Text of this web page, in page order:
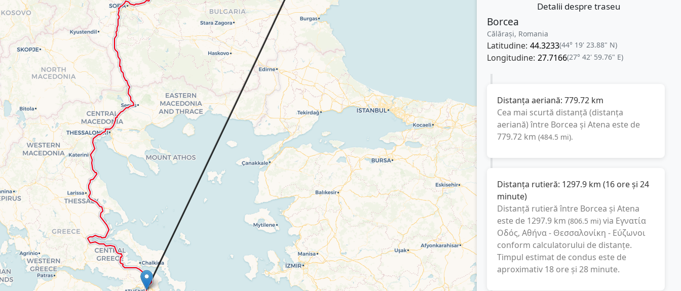
Detalii despre traseu
Borcea
Călărași, Romania
Latitudine: 44.3233(44° 19' 23.88" N)
Longitudine: 27.7166(27° 42' 59.76" E)
Distanța aeriană: 779.72 km
Cea mai scurtă distanță (distanța
aeriană) între Borcea și Atena este de
779.72 km (484.5 mi).
Distanța rutieră: 1297.9 km (16 ore și 24
minute)
Distanță rutieră între Borcea și Atena
este de 1297.9 km (806.5 mi) via Εγνατία
Οδός, Αθήνα - Θεσσαλονίκη - Εύζωνοι
conform calculatorului de distanțe.
Timpul estimat de condus este de
aproximativ 18 ore și 28 minute.